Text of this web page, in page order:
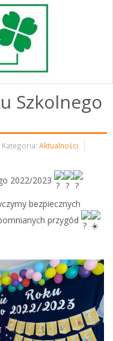
Szkolnego
Kategoria: Aktualności
2022/2023
bezpiecznych
przygód